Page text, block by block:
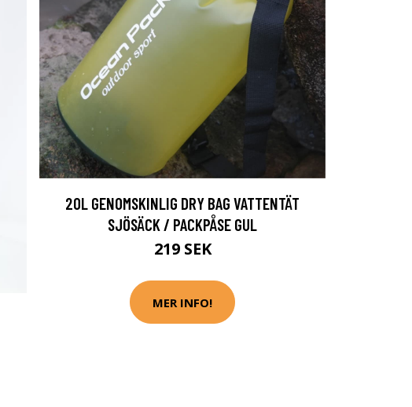
20L GENOMSKINLIG DRY BAG VATTENTÄT
SJÖSÄCK / PACKPÅSE GUL
219 SEK
MER INFO!